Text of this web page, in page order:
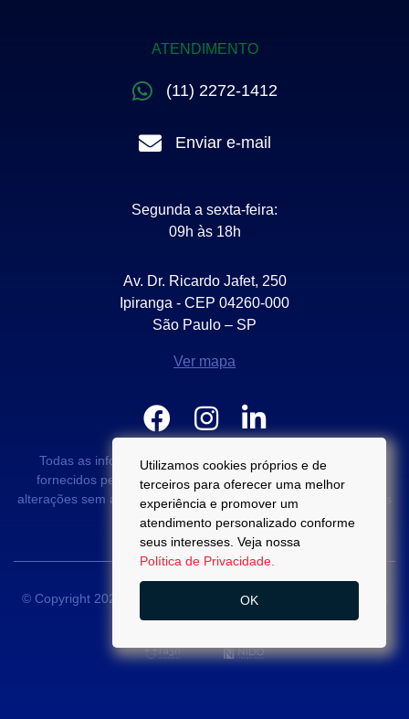
ATENDIMENTO
(11) 2272-1412
Enviar e-mail
Segunda a sexta-feira:
09h às 18h
Av. Dr. Ricardo Jafet, 250
Ipiranga - CEP 04260-000
São Paulo – SP
Ver mapa
Todas as informações e valores exibidos neste portal são
fornecidos pelos proprietários dos imóveis podendo sofrer
alterações sem aviso prévio. Antes da proposta, consulte nossos
corretores.
© Copyright 2022 - Di Palma Campos -CRECI 22889-J
os direitos reservados.
Utilizamos cookies próprios e de
terceiros para oferecer uma melhor
experiência e promover um
atendimento personalizado conforme
seus interesses. Veja nossa
Política de Privacidade.
OK